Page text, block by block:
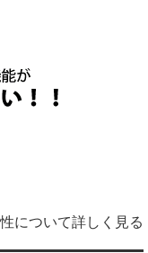
について詳しく見る